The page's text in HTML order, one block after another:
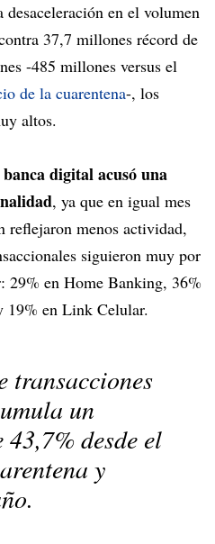
en el volumen
37,7 millones récord de
-485 millones versus el
de la cuarentena-, los
altos.
digital acusó una
, ya que en igual mes
reflejaron menos actividad,
siguieron muy por
29% en Home Banking, 36%
en Link Celular.
transacciones
un
desde el
y